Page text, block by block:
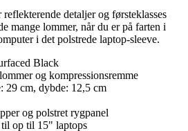
detaljer og førsteklasses
mange lommer, når du er på farten i
i det polstrede laptop-sleeve.
Black
og kompressionsremme
29 cm, dybde: 12,5 cm
og polstret rygpanel
til op til 15" laptops